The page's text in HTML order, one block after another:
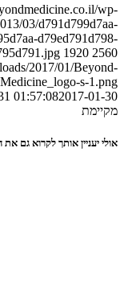
2013/03/
1920
uploads/2017/01/
Medicine_logo-s- ד"ר
01:57:082017-01-30
אותך לקרוא גם את